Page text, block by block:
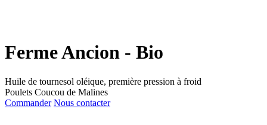
Ferme Ancion - Bio
Huile de tournesol oléique, première pression à froid
Poulets Coucou de Malines
Commander Nous contacter